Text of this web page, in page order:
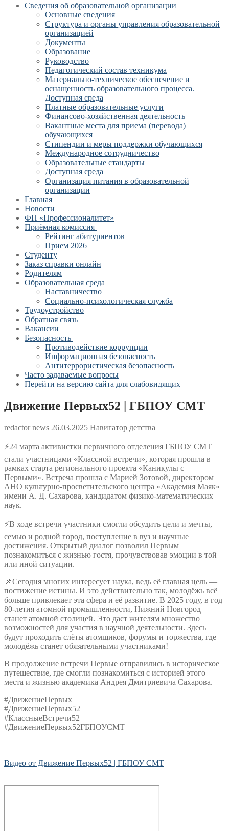
Сведения об образовательной организации
Основные сведения
Структура и органы управления образовательной
организацией
Документы
Образование
Руководство
Педагогический состав техникума
Материально-техническое обеспечение и
оснащенность образовательного процесса.
Доступная среда
Платные образовательные услуги
Финансово-хозяйственная деятельность
Вакантные места для приема (перевода)
обучающихся
Стипендии и меры поддержки обучающихся
Международное сотрудничество
Образовательные стандарты
Доступная среда
Организация питания в образовательной
организации
Главная
Новости
ФП «Профессионалитет»
Приёмная комиссия
Рейтинг абитуриентов
Прием 2026
Студенту
Заказ справки онлайн
Родителям
Образовательная среда
Наставничество
Социально-психологическая служба
Трудоустройство
Обратная связь
Вакансии
Безопасность
Противодействие коррупции
Информационная безопасность
Антитеррористическая безопасность
Часто задаваемые вопросы
Перейти на версию сайта для слабовидящих
Движение Первых52 | ГБПОУ СМТ
redactor news 26.03.2025 Навигатор детства
⚡24 марта активистки первичного отделения ГБПОУ СМТ
стали участницами «Классной встречи», которая прошла в
рамках старта регионального проекта «Каникулы с
Первыми». Встреча прошла с Марией Зотовой, директором
АНО культурно-просветительского центра «Академия Маяк»
имени А. Д. Сахарова, кандидатом физико-математических
наук.
⚡В ходе встречи участники смогли обсудить цели и мечты,
семью и родной город, поступление в вуз и научные
достижения. Открытый диалог позволил Первым
познакомиться с жизнью гостя, прочувствовав эмоции в той
или иной ситуации.
📌Сегодня многих интересует наука, ведь её главная цель —
постижение истины. И это действительно так, молодёжь всё
больше привлекает эта сфера и её развитие. В 2025 году, в год
80-летия атомной промышленности, Нижний Новгород
станет атомной столицей. Это даст жителям множество
возможностей для участия в научной деятельности. Здесь
будут проходить слёты атомщиков, форумы и торжества, где
молодёжь станет обязательными участниками!
В продолжение встречи Первые отправились в историческое
путешествие, где смогли познакомиться с историей этого
места и жизнью академика Андрея Дмитриевича Сахарова.
#ДвижениеПервых
#ДвижениеПервых52
#КлассныеВстречи52
#ДвижениеПервых52ГБПОУСМТ
Видео от Движение Первых52 | ГБПОУ СМТ